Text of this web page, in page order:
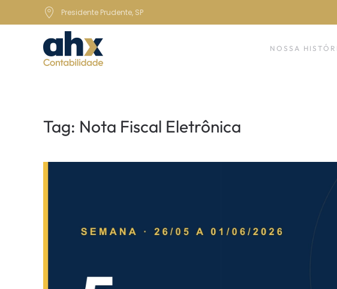
Skip to main content
Presidente Prudente, SP
NOSSA
Tag: Nota Fiscal Eletrônica